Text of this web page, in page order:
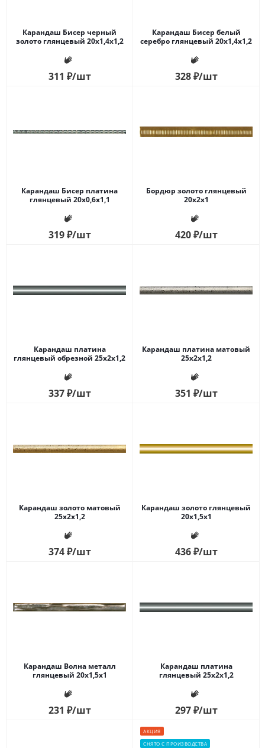
Карандаш Бисер черный
золото глянцевый 20x1,4x1,2
311 ₽/шт
Карандаш Бисер белый
серебро глянцевый 20x1,4x1,2
328₽/шт
Карандаш Бисер платина
глянцевый 20x0,6x1,1
319₽/шт
Бордюр золото глянцевый
20x2x1
420₽/шт
Карандаш платина
глянцевый обрезной 25x2x1,2
337₽/шт
Карандаш платина матовый
25x2x1,2
351 ₽/шт
Карандаш золото матовый
25x2x1,2
374₽/шт
Карандаш золото глянцевый
20x1,5x1
436₽/шт
Карандаш Волна металл
глянцевый 20x1,5x1
231 ₽/шт
Карандаш платина
глянцевый 25x2x1,2
297₽/шт
АКЦИЯ
СНЯТО С ПРОИЗВОДСТВА